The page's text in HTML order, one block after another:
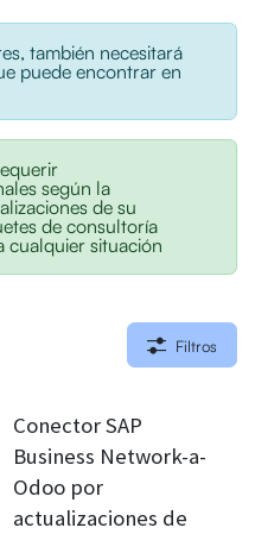
también necesitará
puede encontrar en
según la
de su
de consultoría
cualquier situación
Filtros
Conector SAP
Business Network-a-
Odoo por
actualizaciones de